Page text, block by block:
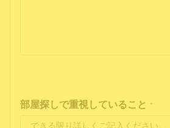
部屋探しで重視していること *